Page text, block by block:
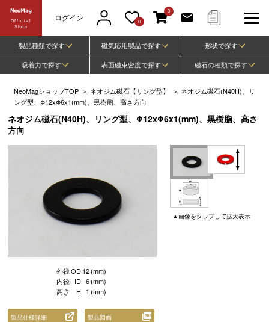
Official
Shop
ログイン 0
0
製品種類で探す 磁気応用製品で探す
形状で探す
吸着力で探す
表面磁束密度で探す 磁石の種類で探す
NeoMagショップTOP ＞ ネオジム磁石【リング型】 ＞ ネオジム磁石(N40H)、リ
ング型、Φ12xΦ6x1(mm)、黒樹脂、高さ方向
ネオジム磁石(N40H)、リング型、Φ12xΦ6x1(mm)、黒樹脂、高さ
方向
▲画像をタップして拡大表示
外径OD 12(mm)
内径 ID 6(mm)
高さ
H 1 (mm)
製品仕様詳細 製品図面